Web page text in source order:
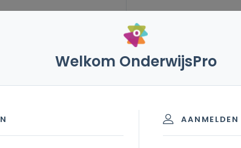
vakken en leerplannen 2de graad
graad - D/A-finaliteit
Welkom OnderwijsPro
AANMELDEN